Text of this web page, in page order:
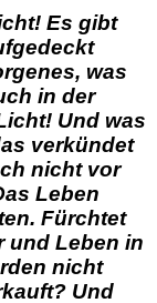
Es gibt
was
in der
Und was
verkündet
nicht vor
Leben
Fürchtet
und Leben in
nicht
Und